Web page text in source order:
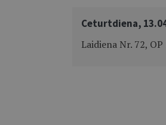
Ceturtdiena,
Laidiena Nr. 72,